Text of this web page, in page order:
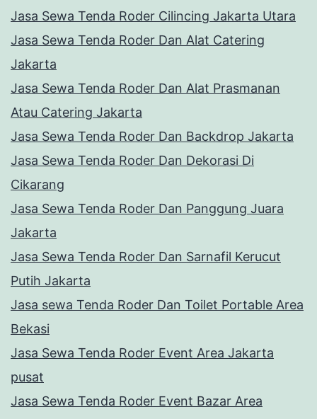
Jasa Sewa Tenda Roder Cilincing Jakarta Utara
Jasa Sewa Tenda Roder Dan Alat Catering
Jakarta
Jasa Sewa Tenda Roder Dan Alat Prasmanan
Atau Catering Jakarta
Jasa Sewa Tenda Roder Dan Backdrop Jakarta
Jasa Sewa Tenda Roder Dan Dekorasi Di
Cikarang
Jasa Sewa Tenda Roder Dan Panggung Juara
Jakarta
Jasa Sewa Tenda Roder Dan Sarnafil Kerucut
Putih Jakarta
Jasa sewa Tenda Roder Dan Toilet Portable Area
Bekasi
Jasa Sewa Tenda Roder Event Area Jakarta
pusat
Jasa Sewa Tenda Roder Event Bazar Area